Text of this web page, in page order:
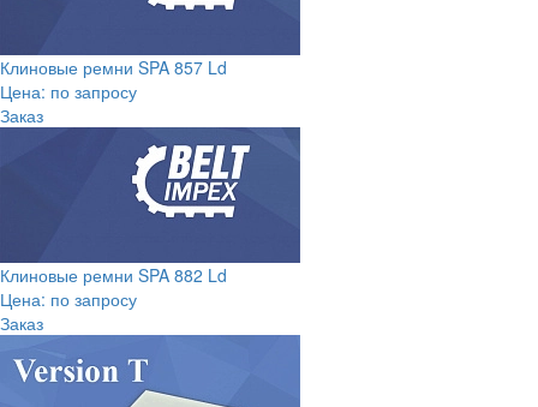
Клиновые ремни SPA 857 Ld
Цена: по запросу
Заказ
Клиновые ремни SPA 882 Ld
Цена: по запросу
Заказ